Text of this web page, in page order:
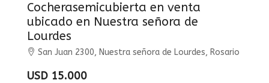
Cocherasemicubierta en venta
ubicado en Nuestra señora de
Lourdes
San Juan 2300, Nuestra señora de Lourdes, Rosario
USD 15.000